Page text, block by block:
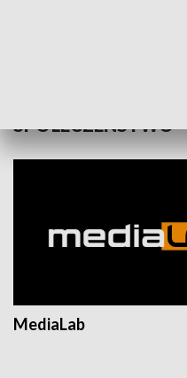
SPOŁECZEŃSTWO
MediaLab